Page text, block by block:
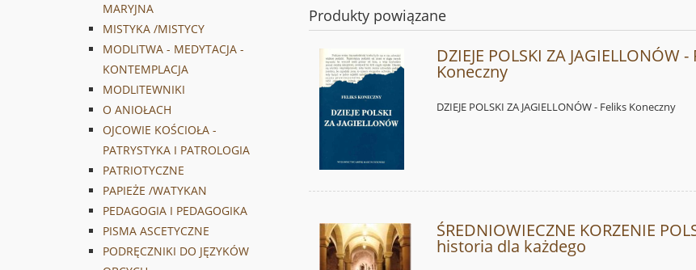
MARYJNA
MISTYKA /MISTYCY
MODLITWA - MEDYTACJA -
KONTEMPLACJA
MODLITEWNIKI
O ANIOŁACH
OJCOWIE KOŚCIOŁA -
PATRYSTYKA I PATROLOGIA
PATRIOTYCZNE
PAPIEŻE /WATYKAN
PEDAGOGIA I PEDAGOGIKA
PISMA ASCETYCZNE
PODRĘCZNIKI DO JĘZYKÓW
Produkty powiązane
DZIEJE POLSKI ZA JAGIELLONÓW -
Koneczny
DZIEJE POLSKI ZA JAGIELLONÓW - Feliks Koneczny
ŚREDNIOWIECZNE KORZENIE
historia dla każdego